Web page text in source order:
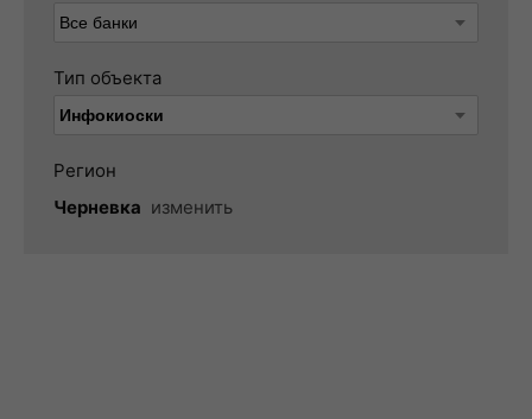
Тип объекта
Регион
Черневка изменить